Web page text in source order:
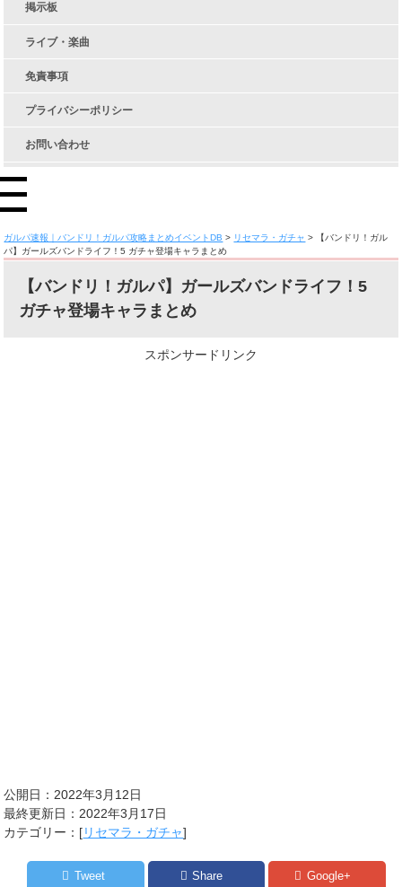
掲示板
ライブ・楽曲
免責事項
プライバシーポリシー
お問い合わせ
ガルパ速報｜バンドリ！ガルパ攻略まとめイベントDB > リセマラ・ガチャ >
【バンドリ！ガル
パ】ガールズバンドライフ！5 ガチャ登場キャラまとめ
【バンドリ！ガルパ】ガールズバンドライフ！5
ガチャ登場キャラまとめ
スポンサードリンク
公開日：2022年3月12日
最終更新日：2022年3月17日
カテゴリー：[リセマラ・ガチャ]
Tweet Share Google+